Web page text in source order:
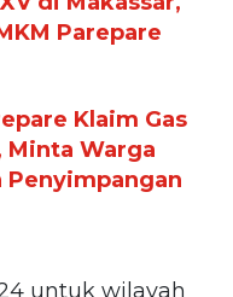
Parepare
Klaim Gas
Minta Warga
Penyimpangan
untuk wilayah